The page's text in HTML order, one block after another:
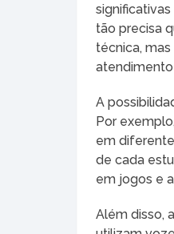
tão precisa
técnica,
A
Por
em
de cada
em jogos e
Além disso,